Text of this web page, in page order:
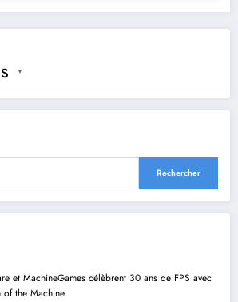
▼
Rechercher
et MachineGames célèbrent 30 ans de FPS avec
of the Machine